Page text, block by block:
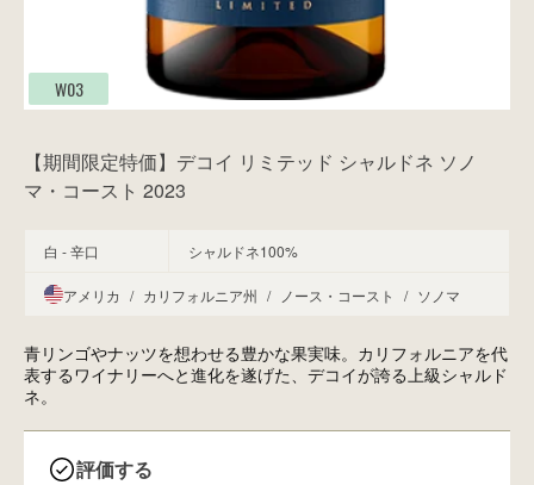
W03
【期間限定特価】デコイ リミテッド シャルドネ ソノ
マ・コースト 2023
白 - 辛口 シャルドネ100%
アメリカ / カリフォルニア州 / ノース・コースト / ソノマ
青リンゴやナッツを想わせる豊かな果実味。カリフォルニアを代
表するワイナリーへと進化を遂げた、デコイが誇る上級シャルド
ネ。
評価する